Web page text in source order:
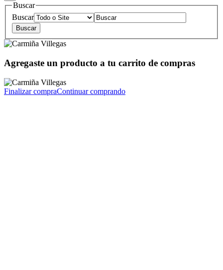
Buscar
Buscar
Agregaste un producto a tu carrito de compras
Finalizar compraContinuar comprando